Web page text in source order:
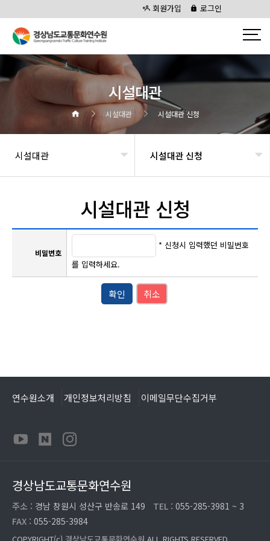
회원가입 로그인
시설대관
시설대관 시설대관 신청
시설대관 시설대관 신청
시설대관 신청
비밀번호
* 신청시 입력했던 비밀번호
를 입력하세요.
확인 취소
연수원소개 개인정보처리방침 이메일무단수집거부
경상남도교통문화연수원
주소 : 경남 창원시 성산구 반송로 149 TEL : 055-285-3981 ~ 3
FAX : 055-285-3984